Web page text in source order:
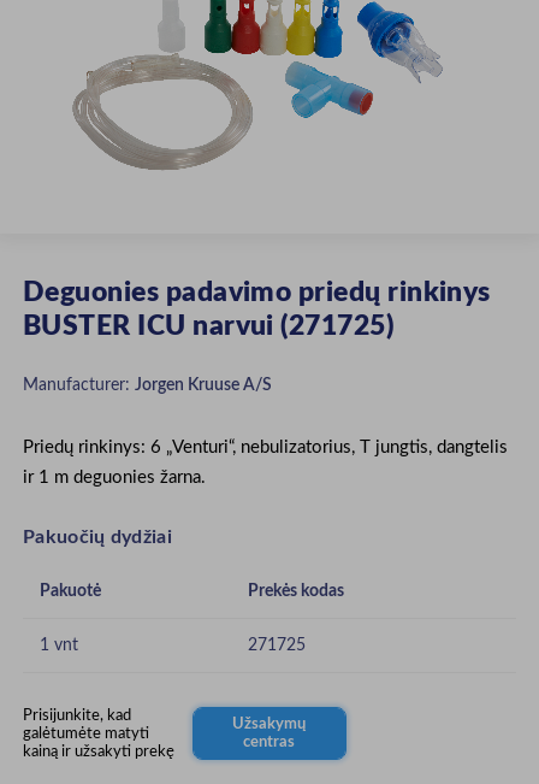
Deguonies padavimo priedų rinkinys
BUSTER ICU narvui (271725)
Manufacturer: Jorgen Kruuse A/S
Priedų rinkinys: 6 „Venturi“, nebulizatorius, T jungtis, dangtelis
ir 1 m deguonies žarna.
Pakuočių dydžiai
Pakuotė Prekės kodas
1 vnt 271725
Prisijunkite, kad
galėtumėte matyti
kainą ir užsakyti prekę
Užsakymų
centras